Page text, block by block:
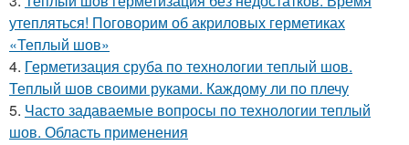
утепляться! Поговорим об акриловых герметиках
«Теплый шов»
4. Герметизация сруба по технологии теплый шов.
Теплый шов своими руками. Каждому ли по плечу
5. Часто задаваемые вопросы по технологии теплый
шов. Область применения